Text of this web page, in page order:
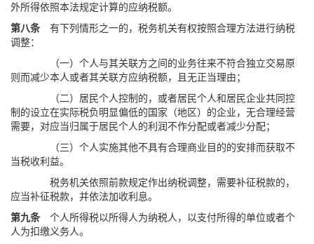
外所得依照本法规定计算的应纳税额。
第八条 有下列情形之一的，税务机关有权按照合理方法进行纳税
调整：
（一）个人与其关联方之间的业务往来不符合独立交易原
则而减少本人或者其关联方应纳税额，且无正当理由；
（二）居民个人控制的，或者居民个人和居民企业共同控
制的设立在实际税负明显偏低的国家（地区）的企业，无合理经营
需要，对应当归属于居民个人的利润不作分配或者减少分配；
（三）个人实施其他不具有合理商业目的的安排而获取不
当税收利益。
税务机关依照前款规定作出纳税调整，需要补征税款的，
应当补征税款，并依法加收利息。
第九条 个人所得税以所得人为纳税人，以支付所得的单位或者个
人为扣缴义务人。